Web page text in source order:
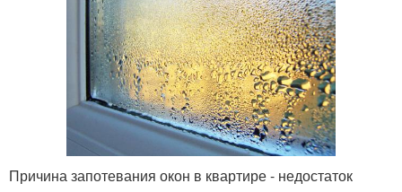
Причина запотевания окон в квартире - недостаток